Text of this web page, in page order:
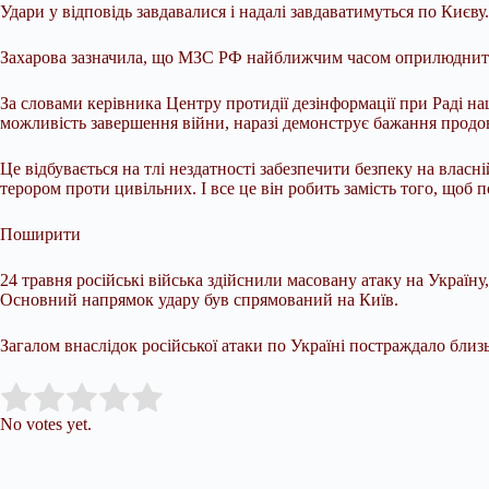
Удари у відповідь завдавалися і надалі завдаватимуться по Києву.
Захарова зазначила, що МЗС РФ найближчим часом оприлюднить
За словами керівника Центру протидії дезінформації при Раді
можливість завершення війни, наразі демонструє бажання
Це відбувається на тлі нездатності забезпечити безпеку на
терором проти цивільних. І все це він робить замість того, щоб
Поширити
24 травня російські війська здійснили масовану атаку на
Основний напрямок удару був спрямований на Київ.
Загалом внаслідок російської атаки по Україні постраждало
Rate this item:
No votes yet.